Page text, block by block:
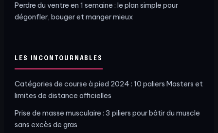
Perdre du ventre en 1 semaine : le plan simple pour
dégonfler, bouger et manger mieux
LES INCONTOURNABLES
Catégories de course à pied 2024 : 10 paliers Masters et
limites de distance officielles
Prise de masse musculaire : 3 piliers pour bâtir du muscle
sans excès de gras